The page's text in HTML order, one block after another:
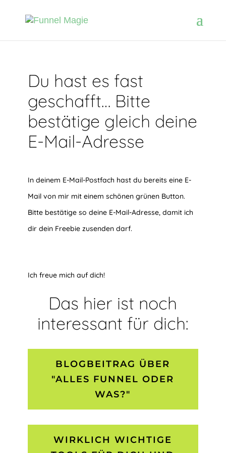
Du hast es fast
geschafft… Bitte
bestätige gleich deine
E-Mail-Adresse
In deinem E-Mail-Postfach hast du bereits eine E-
Mail von mir mit einem schönen grünen Button.
Bitte bestätige so deine E-Mail-Adresse, damit ich
dir dein Freebie zusenden darf.
Ich freue mich auf dich!
Das hier ist noch
interessant für dich:
BLOGBEITRAG ÜBER
"ALLES FUNNEL ODER
WAS?"
WIRKLICH WICHTIGE